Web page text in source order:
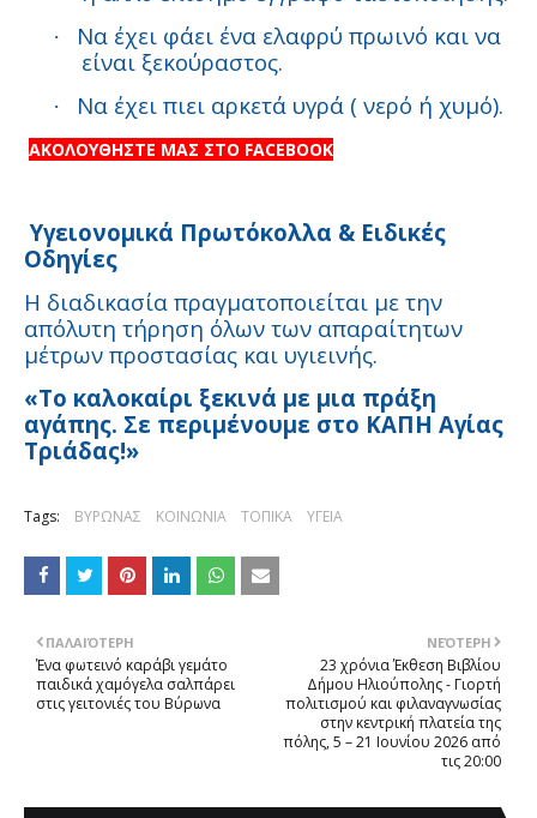
·
Να έχει φάει ένα ελαφρύ πρωινό και να
είναι ξεκούραστος.
· Να έχει πιει αρκετά υγρά ( νερό ή χυμό).
ΑΚΟΛΟΥΘΗΣΤΕ ΜΑΣ ΣΤΟ FACEBOOK
Υγειονομικά Πρωτόκολλα & Ειδικές
Οδηγίες
Η διαδικασία πραγματοποιείται με την
απόλυτη τήρηση όλων των απαραίτητων
μέτρων προστασίας και υγιεινής.
«Το καλοκαίρι ξεκινά με μια πράξη
αγάπης. Σε περιμένουμε στο ΚΑΠΗ Αγίας
Τριάδας!»
Tags: ΒΥΡΩΝΑΣ ΚΟΙΝΩΝΙΑ ΤΟΠΙΚΑ ΥΓΕΙΑ
ΝΕΌΤΕΡΗ
23 χρόνια Έκθεση Βιβλίου
Δήμου Ηλιούπολης - Γιορτή
πολιτισμού και φιλαναγνωσίας
στην κεντρική πλατεία της
πόλης, 5 – 21 Ιουνίου 2026 από
τις 20:00
ΠΑΛΑΙΌΤΕΡΗ
Ένα φωτεινό καράβι γεμάτο
παιδικά χαμόγελα σαλπάρει
στις γειτονιές του Βύρωνα